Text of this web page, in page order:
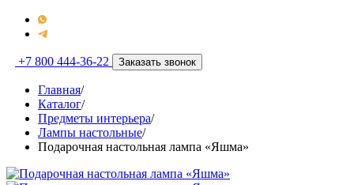
+7 800 444-36-22 Заказать звонок
Главная/
Каталог/
Предметы интерьера/
Лампы настольные/
Подарочная настольная лампа «Яшма»